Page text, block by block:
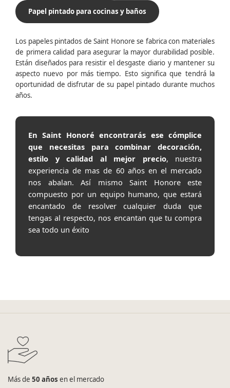
Papel pintado para cocinas y baños
Los papeles pintados de Saint Honore se fabrica con materiales
de primera calidad para asegurar la mayor durabilidad posible.
Están diseñados para resistir el desgaste diario y mantener su
aspecto nuevo por más tiempo. Esto significa que tendrá la
oportunidad de disfrutar de su papel pintado durante muchos
años.
En Saint Honoré encontrarás ese cómplice
que necesitas para combinar decoración,
estilo y calidad al mejor precio, nuestra
experiencia de mas de 60 años en el mercado
nos abalan. Así mismo Saint Honore este
compuesto por un equipo humano, que estará
encantado de resolver cualquier duda que
tengas al respecto, nos encantan que tu compra
sea todo un éxito
Más de 50 años en el mercado